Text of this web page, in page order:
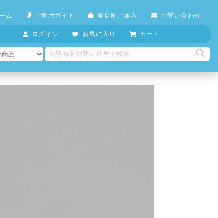
ム ご利用ガイド 実店舗ご案内 お問い合わせ
ログイン お気に入り カート